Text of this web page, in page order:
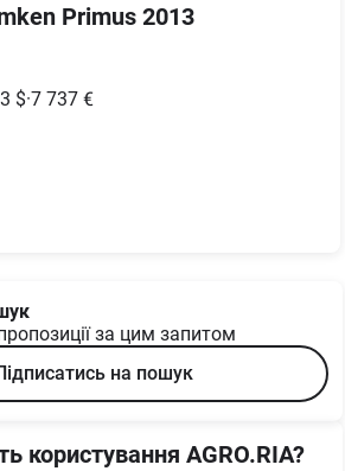
Primus 2013
$·7 737 €
за цим запитом
на пошук
користування AGRO.RIA?